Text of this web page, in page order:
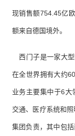
现销售额754.45亿
额来自德国境外。
西门子是一家大型
在全世界拥有大约
业务主要集中于6大
交通、医疗系统和
集团负责，其中包